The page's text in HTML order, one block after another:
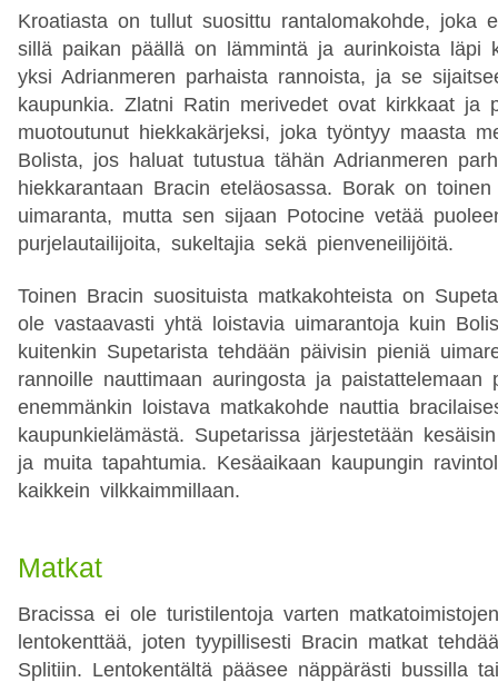
Kroatiasta on tullut suosittu rantalomakohde, joka
sillä paikan päällä on lämmintä ja aurinkoista läpi
yksi Adrianmeren parhaista rannoista, ja se
kaupunkia. Zlatni Ratin merivedet ovat kirkkaat ja
muotoutunut hiekkakärjeksi, joka työntyy maasta
Bolista, jos haluat tutustua tähän Adrianmeren
hiekkarantaan Bracin eteläosassa. Borak on
uimaranta, mutta sen sijaan Potocine vetää
purjelautailijoita, sukeltajia sekä pienveneilijöitä.
Toinen Bracin suosituista matkakohteista on
ole vastaavasti yhtä loistavia uimarantoja kuin
kuitenkin Supetarista tehdään päivisin pieniä
rannoille nauttimaan auringosta ja paistattelemaan
enemmänkin loistava matkakohde nauttia
kaupunkielämästä. Supetarissa järjestetään
ja muita tapahtumia. Kesäaikaan kaupungin
kaikkein vilkkaimmillaan.
Matkat
Bracissa ei ole turistilentoja varten
lentokenttää, joten tyypillisesti Bracin matkat
Splitiin. Lentokentältä pääsee näppärästi bussilla